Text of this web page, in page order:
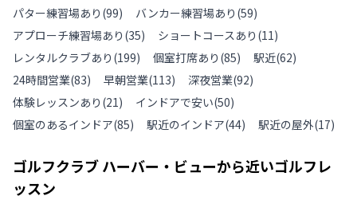
パター練習場あり (99) バンカー練習場あり (59)
アプローチ練習場あり (35) ショートコースあり (11)
レンタルクラブあり (199) 個室打席あり (85) 駅近(62)
24時間営業(83) 早朝営業(113) 深夜営業(92)
体験レッスンあり (21) インドアで安い(50)
個室のあるインドア(85) 駅近のインドア(44) 駅近の屋外(17)
ゴルフクラブ ハーバー・ビューから近いゴルフレ
ッスン